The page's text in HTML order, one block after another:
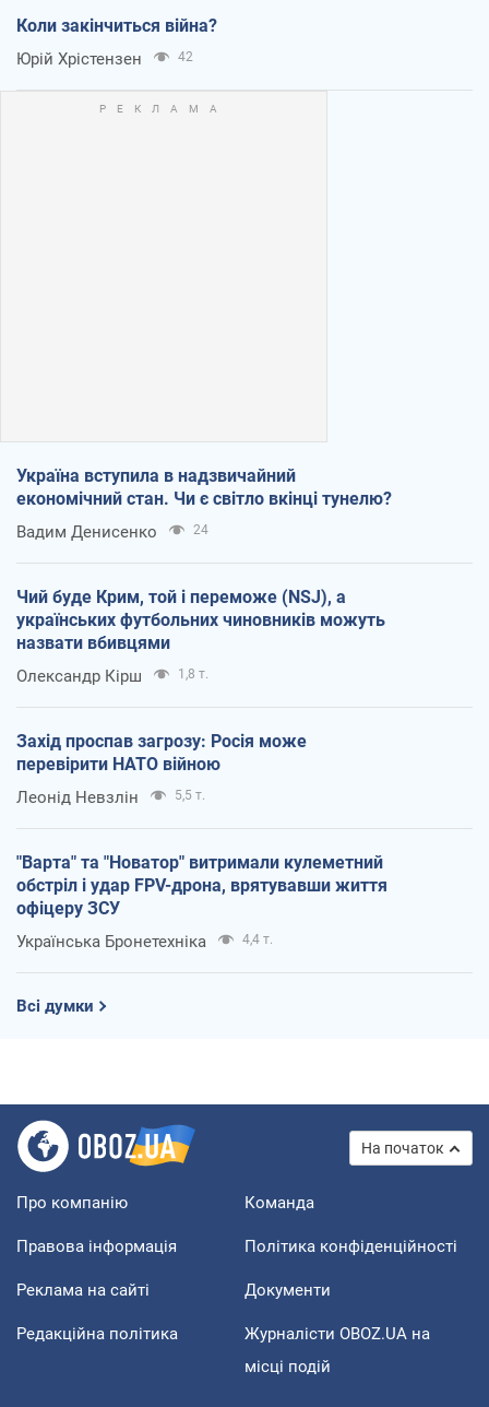
Коли закінчиться війна?
Юрій Хрістензен 42
Україна вступила в надзвичайний
економічний стан. Чи є світло вкінці тунелю?
Вадим Денисенко 24
Чий буде Крим, той і переможе (NSJ), а
українських футбольних чиновників можуть
назвати вбивцями
Олександр Кірш 1,8 т.
Захід проспав загрозу: Росія може
перевірити НАТО війною
Леонід Невзлін 5,5 т.
"Варта" та "Новатор" витримали кулеметний
обстріл і удар FPV-дрона, врятувавши життя
офіцеру ЗСУ
Українська Бронетехніка 4,4 т.
Всі думки
На початок
Про компанію Команда
Правова інформація Політика конфіденційності
Реклама на сайті Документи
Редакційна політика
Журналісти OBOZ.UA на
місці подій